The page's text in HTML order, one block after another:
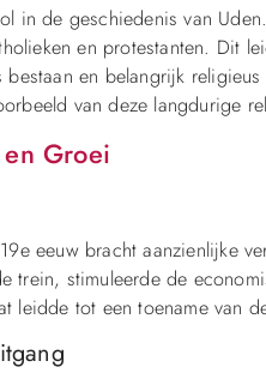
in de geschiedenis van
en protestanten. Dit
en belangrijk
van deze langdurige
Groei
eeuw bracht aanzienlijke
trein, stimuleerde de
leidde tot een toename van